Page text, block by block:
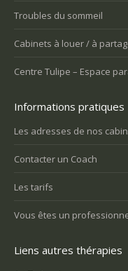
Troubles du sommeil
Cabinets à louer / à
Centre Tulipe – Espace
Informations pratiques
Les adresses de nos
Contacter un Coach
Les tarifs
Vous êtes un
Liens autres thérapies